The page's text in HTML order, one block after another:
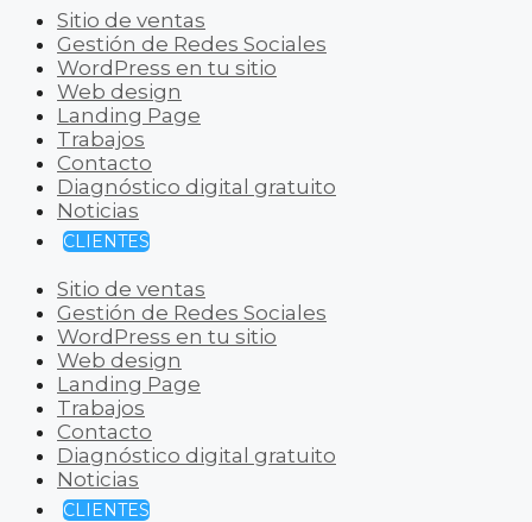
Sitio de ventas
Gestión de Redes Sociales
WordPress en tu sitio
Web design
Landing Page
Trabajos
Contacto
Diagnóstico digital gratuito
Noticias
CLIENTES
Sitio de ventas
Gestión de Redes Sociales
WordPress en tu sitio
Web design
Landing Page
Trabajos
Contacto
Diagnóstico digital gratuito
Noticias
CLIENTES